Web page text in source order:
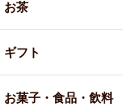
お茶
ギフト
お菓子・食品・飲料